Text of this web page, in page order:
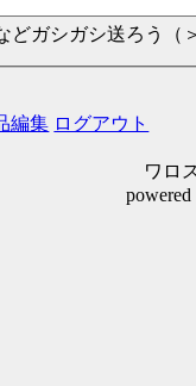
どガシガシ送ろう（
編集 ログアウト
ワロ